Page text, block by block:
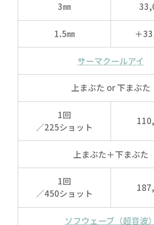
3㎜
1.5㎜ ＋
サーマクールアイ
上まぶた or 下まぶた
1回
／225ショット
上まぶた＋下まぶた
1回
／450ショット
ソフウェーブ （超音波）